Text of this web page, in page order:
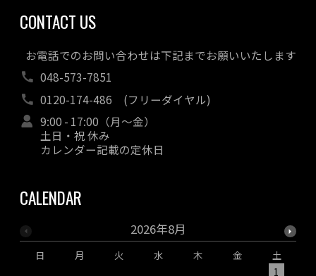
CONTACT US
お電話でのお問い合わせは下記までお願いいたします
048-573-7851
0120-174-486 (フリーダイヤル)
9:00 - 17:00（月～金）
土日・祝 休み
カレンダー記載の定休日
CALENDAR
2026年8月
日 月 火 水 木 金
土
1